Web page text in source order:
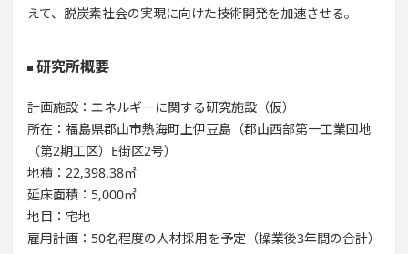
えて、脱炭素社会の実現に向けた技術開発を加速させる。
研究所概要
計画施設：エネルギーに関する研究施設（仮）
所在：福島県郡山市熱海町上伊豆島（郡山西部第一工業団地
（第2期工区）E街区2号）
地積：22,398.38㎡
延床面積：5,000㎡
地目：宅地
雇用計画：50名程度の人材採用を予定（操業後3年間の合計）